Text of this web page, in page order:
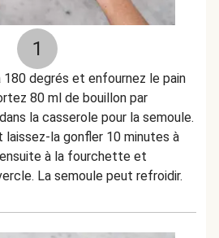
1
degrés et enfournez le pain
80 ml de bouillon par
la casserole pour la semoule.
la gonfler 10 minutes à
à la fourchette et
La semoule peut refroidir.